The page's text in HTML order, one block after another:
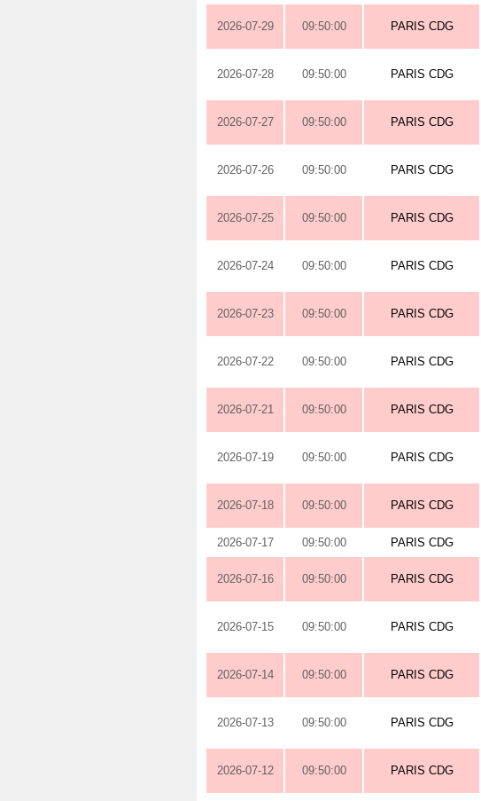
2026-07-29 09:50:00 PARIS CDG
2026-07-28 09:50:00 PARIS CDG
2026-07-27 09:50:00 PARIS CDG
2026-07-26 09:50:00 PARIS CDG
2026-07-25 09:50:00 PARIS CDG
2026-07-24 09:50:00 PARIS CDG
2026-07-23 09:50:00 PARIS CDG
2026-07-22 09:50:00 PARIS CDG
2026-07-21 09:50:00 PARIS CDG
2026-07-19 09:50:00 PARIS CDG
2026-07-18 09:50:00 PARIS CDG
2026-07-17 09:50:00 PARIS CDG
2026-07-16 09:50:00 PARIS CDG
2026-07-15 09:50:00 PARIS CDG
2026-07-14 09:50:00 PARIS CDG
2026-07-13 09:50:00 PARIS CDG
2026-07-12 09:50:00 PARIS CDG